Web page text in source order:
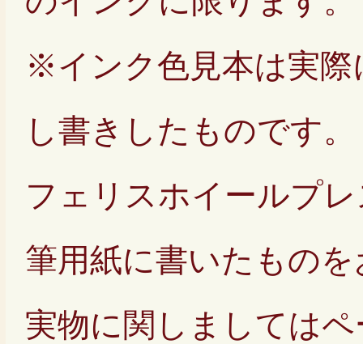
※インク色見本は実際
し書きしたものです。
フェリスホイールプ
筆用紙に書いたもの
実物に関しましては